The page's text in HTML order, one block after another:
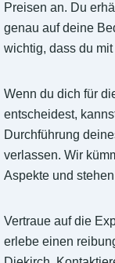
Preisen an. Du
genau auf deine
wichtig, dass du
Wenn du dich für
entscheidest,
Durchführung
verlassen. Wir
Aspekte und
Vertraue auf die
erlebe einen